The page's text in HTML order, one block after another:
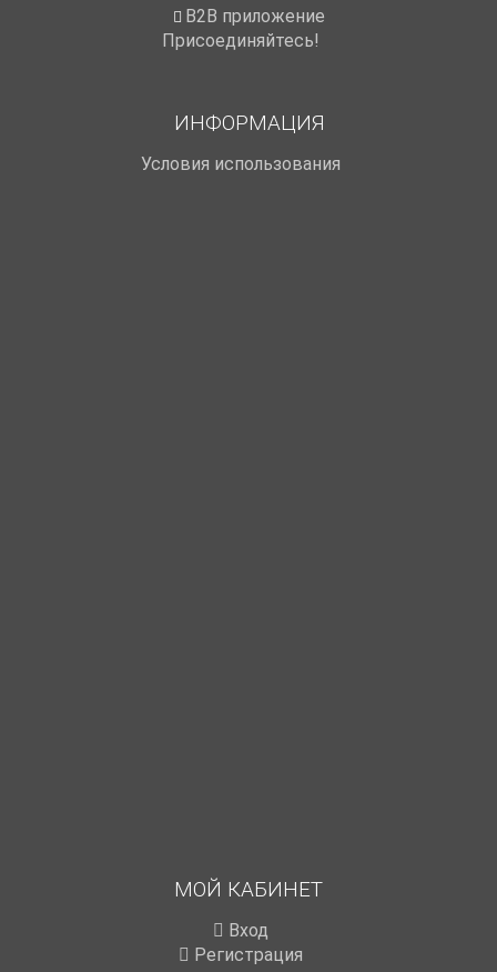
B2B приложение
Присоединяйтесь!
ИНФОРМАЦИЯ
Условия использования
МОЙ КАБИНЕТ
Вход
Регистрация